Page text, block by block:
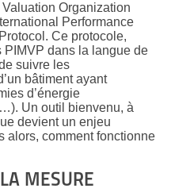
Organization
Performance
Ce protocole,
PIMVP dans la langue de
suivre les
bâtiment ayant
d’énergie
Un outil bienvenu, à
devient un enjeu
alors, comment fonctionne
MESURE